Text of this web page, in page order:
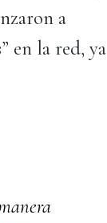
a
en la red, ya